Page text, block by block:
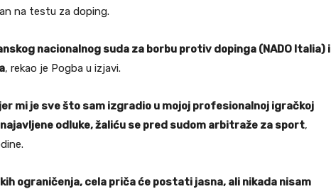
na testu za doping.
nacionalnog suda za borbu protiv dopinga (NADO Italia) i
, rekao je Pogba u izjavi.
mi je sve što sam izgradio u mojoj profesionalnoj igračkoj
odluke, žaliću se pred sudom arbitraže za sport,
ograničenja, cela priča će postati jasna, ali nikada nisam